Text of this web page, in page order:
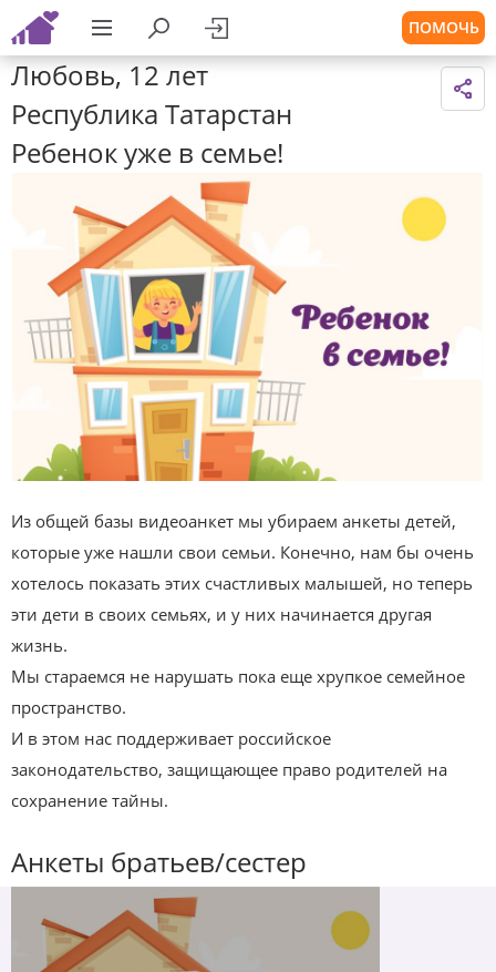
ПОМОЧЬ
Любовь, 12 лет
Республика Татарстан
Ребенок уже в семье!
Из общей базы видеоанкет мы убираем анкеты детей,
которые уже нашли свои семьи. Конечно, нам бы очень
хотелось показать этих счастливых малышей, но теперь
эти дети в своих семьях, и у них начинается другая
жизнь.
Мы стараемся не нарушать пока еще хрупкое семейное
пространство.
И в этом нас поддерживает российское
законодательство, защищающее право родителей на
сохранение тайны.
Анкеты братьев/сестер